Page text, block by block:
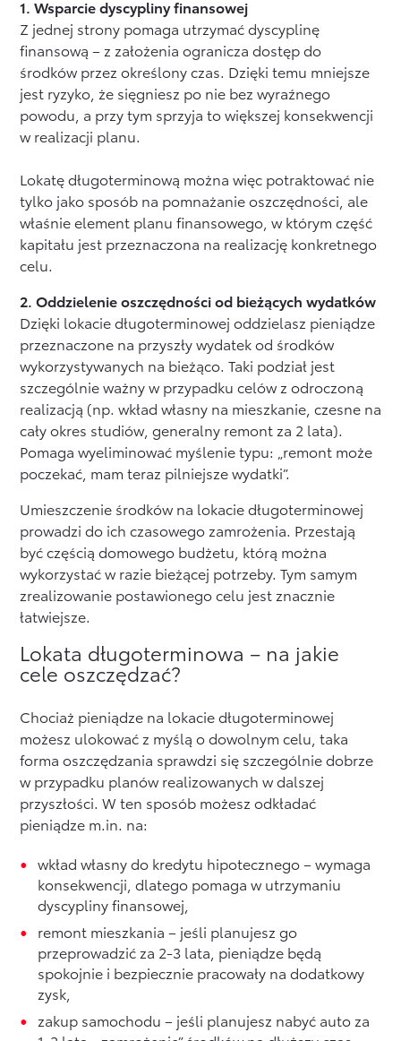
1. Wsparcie dyscypliny finansowej
Z jednej strony pomaga utrzymać dyscyplinę
finansową – z założenia ogranicza dostęp do
środków przez określony czas. Dzięki temu mniejsze
jest ryzyko, że sięgniesz po nie bez wyraźnego
powodu, a przy tym sprzyja to większej konsekwencji
w realizacji planu.
Lokatę długoterminową można więc potraktować nie
tylko jako sposób na pomnażanie oszczędności, ale
właśnie element planu finansowego, w którym część
kapitału jest przeznaczona na realizację konkretnego
celu.
2. Oddzielenie oszczędności od bieżących wydatków
Dzięki lokacie długoterminowej oddzielasz pieniądze
przeznaczone na przyszły wydatek od środków
wykorzystywanych na bieżąco. Taki podział jest
szczególnie ważny w przypadku celów z odroczoną
realizacją (np. wkład własny na mieszkanie, czesne na
cały okres studiów, generalny remont za 2 lata).
Pomaga wyeliminować myślenie typu: „remont może
poczekać, mam teraz pilniejsze wydatki”.
Umieszczenie środków na lokacie długoterminowej
prowadzi do ich czasowego zamrożenia. Przestają
być częścią domowego budżetu, którą można
wykorzystać w razie bieżącej potrzeby. Tym samym
zrealizowanie postawionego celu jest znacznie
łatwiejsze.
Lokata długoterminowa – na jakie
cele oszczędzać?
Chociaż pieniądze na lokacie długoterminowej
możesz ulokować z myślą o dowolnym celu, taka
forma oszczędzania sprawdzi się szczególnie dobrze
w przypadku planów realizowanych w dalszej
przyszłości. W ten sposób możesz odkładać
pieniądze m.in. na:
wkład własny do kredytu hipotecznego – wymaga
konsekwencji, dlatego pomaga w utrzymaniu
dyscypliny finansowej,
remont mieszkania – jeśli planujesz go
przeprowadzić za 2-3 lata, pieniądze będą
spokojnie i bezpiecznie pracowały na dodatkowy
zysk,
zakup samochodu – jeśli planujesz nabyć auto za